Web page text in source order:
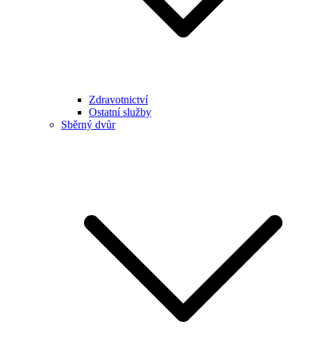
Zdravotnictví
Ostatní služby
Sběrný dvůr